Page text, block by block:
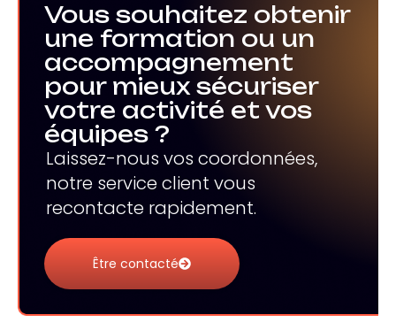
Vous souhaitez obtenir
une formation ou un
accompagnement
pour mieux sécuriser
votre activité et vos
équipes ?
Laissez-nous vos coordonnées,
notre service client vous
recontacte rapidement.
Être contacté